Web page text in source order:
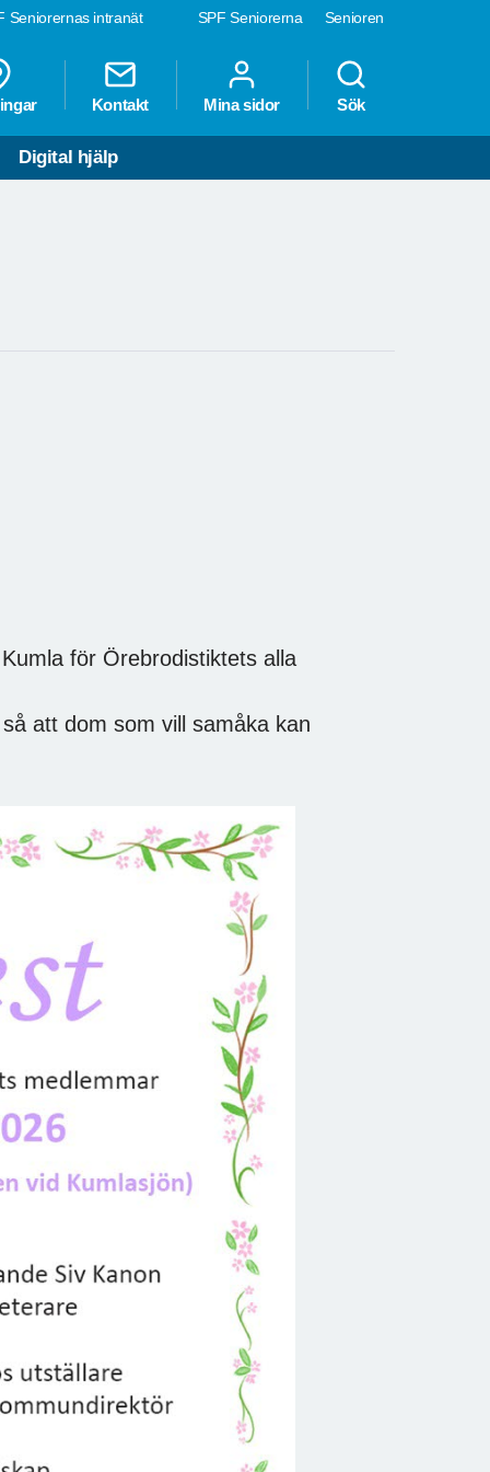
SPF Seniorerna Senioren
Seniorernas intranät
Kontakt Mina sidor Sök
Digital hjälp
för Örebrodistiktets alla
att dom som vill samåka kan